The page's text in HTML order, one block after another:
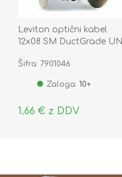
Leviton optični kabel
12x08 SM DuctGrade UNI
Šifra: 7901046
Zaloga: 10+
1,66 € z DDV